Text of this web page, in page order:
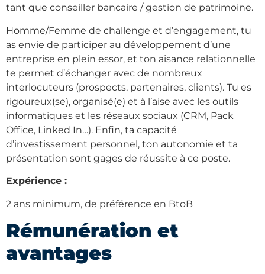
tant que conseiller bancaire / gestion de patrimoine.
Homme/Femme de challenge et d’engagement, tu
as envie de participer au développement d’une
entreprise en plein essor, et ton aisance relationnelle
te permet d’échanger avec de nombreux
interlocuteurs (prospects, partenaires, clients). Tu es
rigoureux(se), organisé(e) et à l’aise avec les outils
informatiques et les réseaux sociaux (CRM, Pack
Office, Linked In…). Enfin, ta capacité
d’investissement personnel, ton autonomie et ta
présentation sont gages de réussite à ce poste.
Expérience :
2 ans minimum, de préférence en BtoB
Rémunération et
avantages